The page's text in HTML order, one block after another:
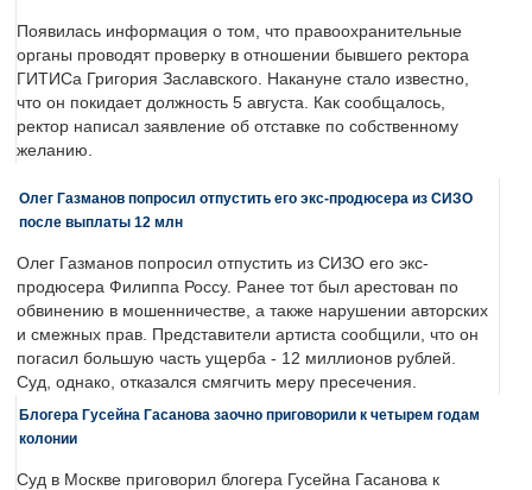
Появилась информация о том, что правоохранительные
органы проводят проверку в отношении бывшего ректора
ГИТИСа Григория Заславского. Накануне стало известно,
что он покидает должность 5 августа. Как сообщалось,
ректор написал заявление об отставке по собственному
желанию.
Олег Газманов попросил отпустить его экс-продюсера из СИЗО
после выплаты 12 млн
Олег Газманов попросил отпустить из СИЗО его экс-
продюсера Филиппа Россу. Ранее тот был арестован по
обвинению в мошенничестве, а также нарушении авторских
и смежных прав. Представители артиста сообщили, что он
погасил большую часть ущерба - 12 миллионов рублей.
Суд, однако, отказался смягчить меру пресечения.
Блогера Гусейна Гасанова заочно приговорили к четырем годам
колонии
Суд в Москве приговорил блогера Гусейна Гасанова к